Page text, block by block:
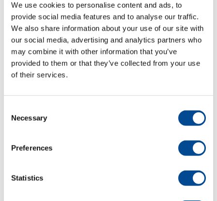
We use cookies to personalise content and ads, to
provide social media features and to analyse our traffic.
We also share information about your use of our site with
our social media, advertising and analytics partners who
may combine it with other information that you’ve
provided to them or that they’ve collected from your use
of their services.
Selection
Necessary
Preferences
Statistics
Detaljer